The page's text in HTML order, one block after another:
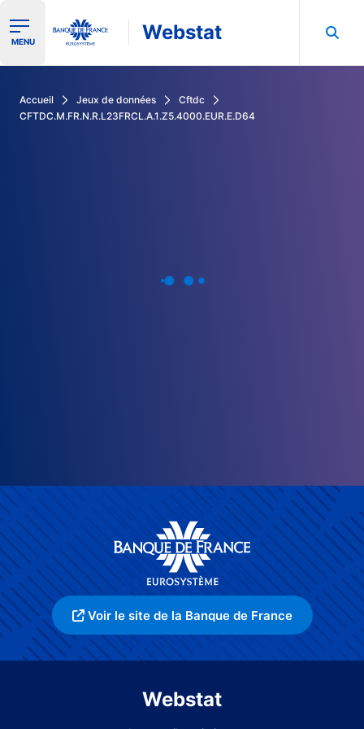
Ouvrir le menu de navigation
MENU Webstat
Accueil Jeux de données
Cftdc
CFTDC.M.FR.N.R.L23FRCL.A.1.Z5.4000.EUR.E.D64
Voir le site de la Banque de France
Webstat